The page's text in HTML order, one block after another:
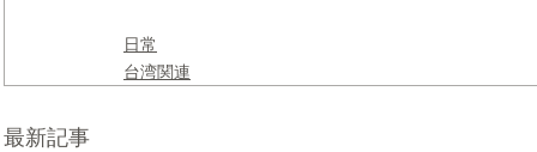
日常
台湾関連
最新記事